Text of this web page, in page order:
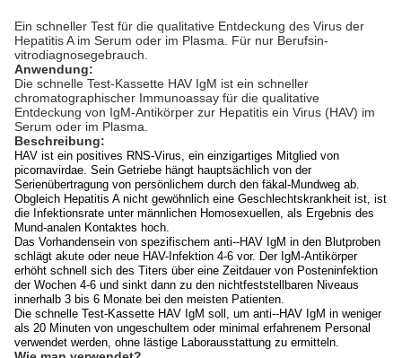
Ein schneller Test für die qualitative Entdeckung des Virus der
Hepatitis A im Serum oder im Plasma. Für nur Berufsin-
vitrodiagnosegebrauch.
Anwendung:
Die schnelle Test-Kassette HAV IgM ist ein schneller
chromatographischer Immunoassay für die qualitative
Entdeckung von IgM-Antikörper zur Hepatitis ein Virus (HAV) im
Serum oder im Plasma.
Beschreibung:
HAV ist ein positives RNS-Virus, ein einzigartiges Mitglied von
picornavirdae. Sein Getriebe hängt hauptsächlich von der
Serienübertragung von persönlichem durch den fäkal-Mundweg ab.
Obgleich Hepatitis A nicht gewöhnlich eine Geschlechtskrankheit ist, ist
die Infektionsrate unter männlichen Homosexuellen, als Ergebnis des
Mund-analen Kontaktes hoch.
Das Vorhandensein von spezifischem anti--HAV IgM in den Blutproben
schlägt akute oder neue HAV-Infektion 4-6 vor. Der IgM-Antikörper
erhöht schnell sich des Titers über eine Zeitdauer von Posteninfektion
der Wochen 4-6 und sinkt dann zu den nichtfeststellbaren Niveaus
innerhalb 3 bis 6 Monate bei den meisten Patienten.
Die schnelle Test-Kassette HAV IgM soll, um anti--HAV IgM in weniger
als 20 Minuten von ungeschultem oder minimal erfahrenem Personal
verwendet werden, ohne lästige Laborausstattung zu ermitteln.